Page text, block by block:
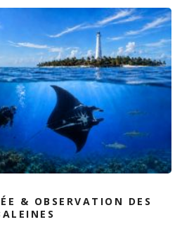
& OBSERVATION DES